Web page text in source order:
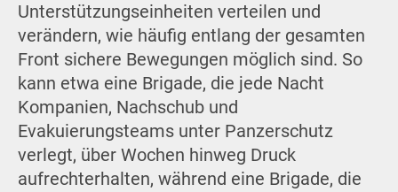
Unterstützungseinheiten verteilen und
verändern, wie häufig entlang der gesamten
Front sichere Bewegungen möglich sind. So
kann etwa eine Brigade, die jede Nacht
Kompanien, Nachschub und
Evakuierungsteams unter Panzerschutz
verlegt, über Wochen hinweg Druck
aufrechterhalten, während eine Brigade, die